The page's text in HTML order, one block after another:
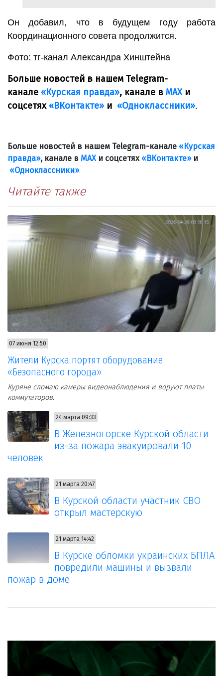
Он добавил, что в будущем году работа
Координационного совета продолжится.
Фото: тг-канал Александра Хинштейна
Больше новостей в нашем Telegram-
канале «Курская правда», канале в МАХи
соцсетях «ВКонтакте» и «Одноклассники».
Больше новостей в нашем Telegram-канале «Курская
правда», канале в МАХи соцсетях «ВКонтакте»и
«Одноклассники».
Читайте также
07 июня 12:50
Жители Курска портят оборудование
«Безопасного города»
Куряне сломаю камеры видеонаблюдения и воруют платы
коммутаторов.
24 марта 09:33
В Железногорске Курской области
из-за пожара эвакуировали 10
человек
21 марта 20:47
В Курской области участник СВО
открыл мастерскую
21 марта 14:42
В Курске обломки украинских БПЛА
повредили машины и вызвали
пожар в доме